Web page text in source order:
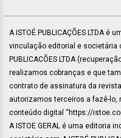
A ISTOÉ PUBLICAÇÕES LTDA é
vinculação editorial e societária
PUBLICACÕES LTDA
realizamos cobranças e que
contrato de assinatura da
autorizamos terceiros a fazê-lo,
conteúdo digital “https://
A ISTOE GERAL é uma editoria